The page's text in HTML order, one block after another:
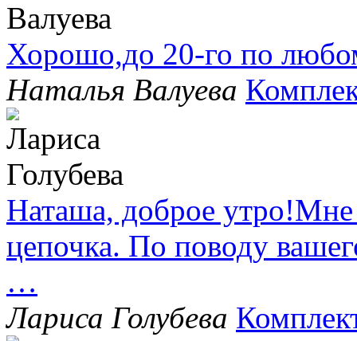
Хорошо,до 20-го по
Наталья Валуева
Наташа, доброе утро!Мне
цепочка. По поводу
…
Лариса Голубева